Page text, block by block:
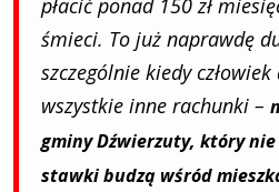
śmieci. To już naprawdę
szczególnie kiedy
wszystkie inne rachunki –
gminy Dźwierzuty, który
stawki budzą wśród